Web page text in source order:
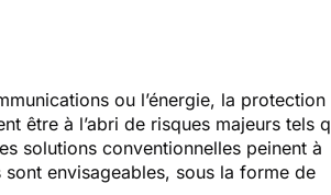
ou l’énergie, la protection
être à l’abri de risques majeurs tels
solutions conventionnelles peinent à
envisageables, sous la forme de